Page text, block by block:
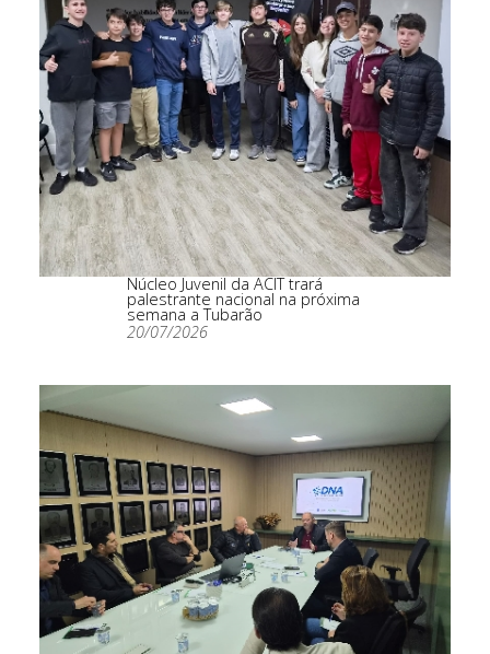
Núcleo Juvenil da ACIT trará
palestrante nacional na próxima
semana a Tubarão
20/07/2026